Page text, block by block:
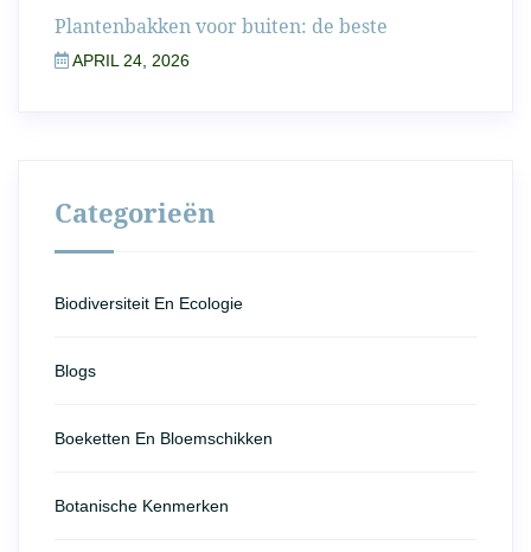
Plantenbakken voor buiten: de beste
APRIL 24, 2026
Categorieën
Biodiversiteit En Ecologie
Blogs
Boeketten En Bloemschikken
Botanische Kenmerken